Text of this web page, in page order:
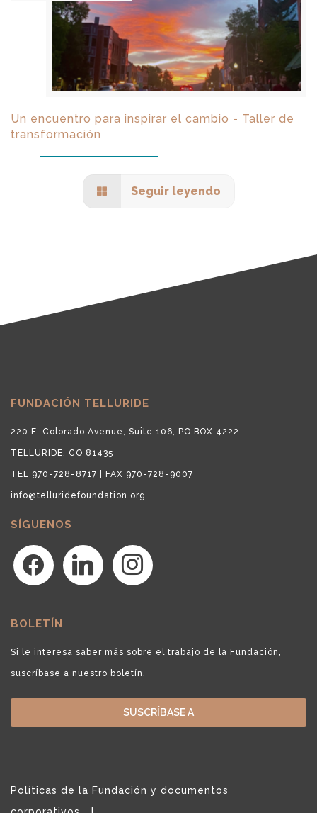
Un encuentro para inspirar el cambio - Taller de
transformación
Seguir leyendo
FUNDACIÓN TELLURIDE
220 E. Colorado Avenue, Suite 106, PO BOX 4222
TELLURIDE, CO 81435
TEL 970-728-8717 | FAX 970-728-9007
info@telluridefoundation.org
SÍGUENOS
facebook linkedin instagram
BOLETÍN
Si le interesa saber más sobre el trabajo de la Fundación,
suscríbase a nuestro boletín.
SUSCRÍBASE A
Políticas de la Fundación y documentos